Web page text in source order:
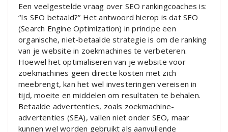
Een veelgestelde vraag over SEO rankingcoaches is:
“Is SEO betaald?” Het antwoord hierop is dat SEO
(Search Engine Optimization) in principe een
organische, niet-betaalde strategie is om de ranking
van je website in zoekmachines te verbeteren.
Hoewel het optimaliseren van je website voor
zoekmachines geen directe kosten met zich
meebrengt, kan het wel investeringen vereisen in
tijd, moeite en middelen om resultaten te behalen.
Betaalde advertenties, zoals zoekmachine-
advertenties (SEA), vallen niet onder SEO, maar
kunnen wel worden gebruikt als aanvullende